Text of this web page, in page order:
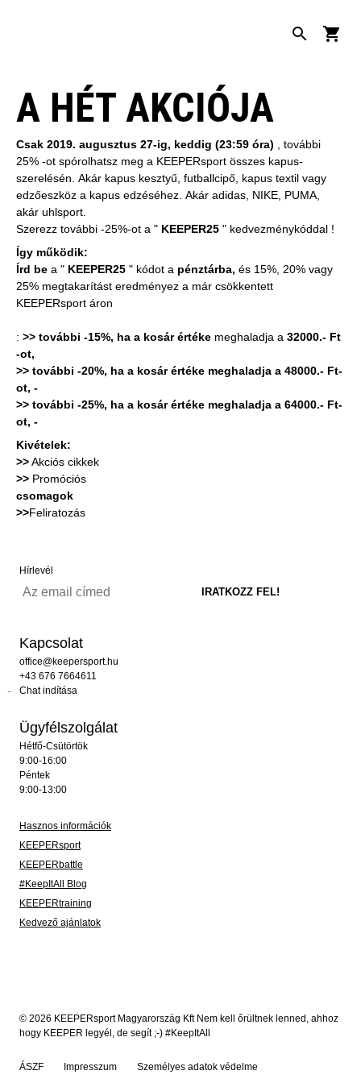
A HÉT AKCIÓJA
Csak 2019. augusztus 27-ig, keddig (23:59 óra) , további
25% -ot spórolhatsz meg a KEEPERsport összes kapus-
szerelésén. Akár kapus kesztyű, futballcipő, kapus textil vagy
edzőeszköz a kapus edzéséhez. Akár adidas, NIKE, PUMA,
akár uhlsport.
Szerezz további -25%-ot a " KEEPER25 " kedvezménykóddal !
Így működik:
Írd be a " KEEPER25 " kódot a pénztárba, és 15%, 20% vagy
25% megtakarítást eredményez a már csökkentett
KEEPERsport áron
: >> további -15%, ha a kosár értéke meghaladja a 32000.- Ft
-ot,
>> további -20%, ha a kosár értéke meghaladja a 48000.- Ft-
ot, -
>> további -25%, ha a kosár értéke meghaladja a 64000.- Ft-
ot, -
Kivételek:
>>Akciós cikkek
>> Promóciós
csomagok
>>Feliratozás
Hírlevél
Kapcsolat
office@keepersport.hu
+43 676 7664611
Chat indítása
Ügyfélszolgálat
Hétfő-Csütörtök
9:00-16:00
Péntek
9:00-13:00
Hasznos információk
KEEPERsport
KEEPERbattle
#KeepItAll Blog
KEEPERtraining
Kedvező ajánlatok
© 2026 KEEPERsport Magyarország Kft Nem kell őrültnek lenned, ahhoz
hogy KEEPER legyél, de segít ;-) #KeepItAll
ÁSZF Impresszum Személyes adatok védelme